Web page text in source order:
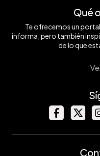
Qué
Te ofrecemos un
informa, pero también
de lo que